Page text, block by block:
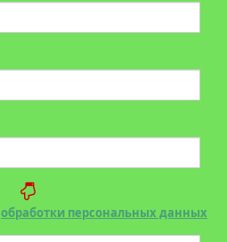
обработки персональных данных